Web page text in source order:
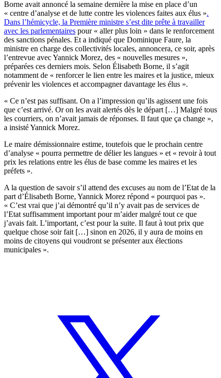
Borne avait annoncé la semaine dernière la mise en place d’un
« centre d’analyse et de lutte contre les violences faites aux élus ».
Dans l’hémicycle, la Première ministre s’est dite prête à travailler
avec les parlementaires pour « aller plus loin » dans le renforcement
des sanctions pénales. Et a indiqué que Dominique Faure, la
ministre en charge des collectivités locales, annoncera, ce soir, après
l’entrevue avec Yannick Morez, des « nouvelles mesures »,
préparées ces derniers mois. Selon Élisabeth Borne, il s’agit
notamment de « renforcer le lien entre les maires et la justice, mieux
prévenir les violences et accompagner davantage les élus ».
« Ce n’est pas suffisant. On a l’impression qu’ils agissent une fois
que c’est arrivé. Or on les avait alertés dès le départ […] Malgré tous
les courriers, on n’avait jamais de réponses. Il faut que ça change »,
a insisté Yannick Morez.
Le maire démissionnaire estime, toutefois que le prochain centre
d’analyse « pourra permettre de délier les langues » et « revoir à tout
prix les relations entre les élus de base comme les maires et les
préfets ».
A la question de savoir s’il attend des excuses au nom de l’Etat de la
part d’Élisabeth Borne, Yannick Morez répond « pourquoi pas ».
« C’est vrai que j’ai démontré qu’il n’y avait pas de services de
l’Etat suffisamment important pour m’aider malgré tout ce que
j’avais fait. L’important, c’est pour la suite. Il faut à tout prix que
quelque chose soir fait […] sinon en 2026, il y aura de moins en
moins de citoyens qui voudront se présenter aux élections
municipales ».